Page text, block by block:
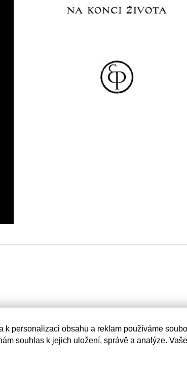
k personalizaci obsahu a reklam používáme
souhlas k jejich uložení, správě a analýze.